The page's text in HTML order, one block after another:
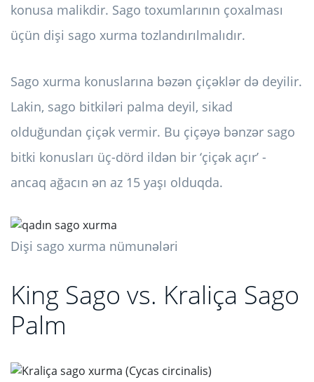
konusa malikdir. Sago toxumlarının çoxalması
üçün dişi sago xurma tozlandırılmalıdır.
Sago xurma konuslarına bəzən çiçəklər də deyilir.
Lakin, sago bitkiləri palma deyil, sikad
olduğundan çiçək vermir. Bu çiçəyə bənzər sago
bitki konusları üç-dörd ildən bir ‘çiçək açır’ -
ancaq ağacın ən az 15 yaşı olduqda.
Dişi sago xurma nümunələri
King Sago vs. Kraliça Sago
Palm